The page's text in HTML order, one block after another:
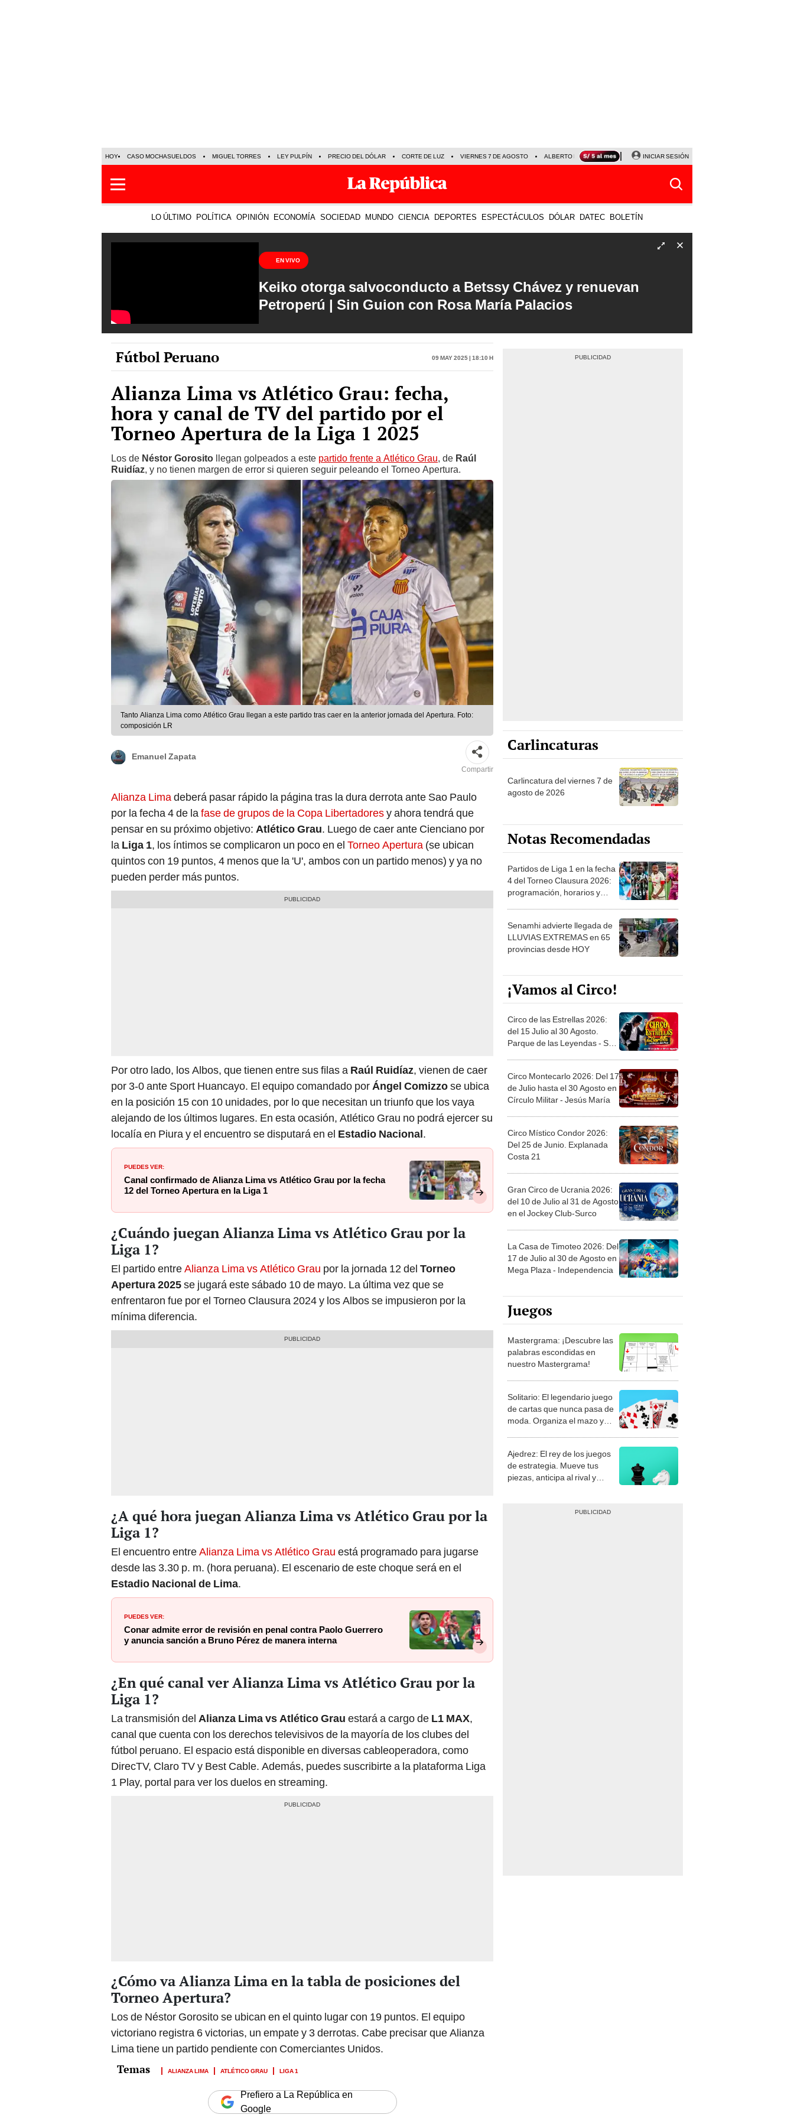
HOY CASO MOCHASUELDOS MIGUEL TORRES LEY PULPÍN PRECIO DEL DÓLAR CORTE DE LUZ VIERNES 7 DE AGOSTO ALBERTO BENAVIDES NALDY SALDAÑA
INICIAR SESIÓN
LO ÚLTIMO POLÍTICA OPINIÓN ECONOMÍA SOCIEDAD MUNDO CIENCIA DEPORTES ESPECTÁCULOS DÓLAR DATEC BOLETÍN
EN VIVO
Keiko otorga salvoconducto a Betssy Chávez y renuevan
Petroperú | Sin Guion con Rosa María Palacios
Fútbol Peruano 09 May 2025 | 18:10 h
Alianza Lima vs Atlético Grau: fecha,
hora y canal de TV del partido por el
Torneo Apertura de la Liga 1 2025
Los de Néstor Gorosito llegan golpeados a este partido frente a Atlético Grau, de Raúl
Ruidíaz, y no tienen margen de error si quieren seguir peleando el Torneo Apertura.
Tanto Alianza Lima como Atlético Grau llegan a este partido tras caer en la anterior jornada del Apertura. Foto:
composición LR
Emanuel Zapata
Compartir
Alianza Limadeberá pasar rápido la página tras la dura derrota ante Sao Paulo
por la fecha 4 de la fase de grupos de la Copa Libertadoresy ahora tendrá que
pensar en su próximo objetivo: Atlético Grau. Luego de caer ante Cienciano por
la Liga 1, los íntimos se complicaron un poco en el Torneo Apertura (se ubican
quintos con 19 puntos, 4 menos que la 'U', ambos con un partido menos) y ya no
pueden perder más puntos.
Por otro lado, los Albos, que tienen entre sus filas a Raúl Ruidíaz, vienen de caer
por 3-0 ante Sport Huancayo. El equipo comandado por Ángel Comizzose ubica
en la posición 15 con 10 unidades, por lo que necesitan un triunfo que los vaya
alejando de los últimos lugares. En esta ocasión, Atlético Grau no podrá ejercer su
localía en Piura y el encuentro se disputará en el Estadio Nacional.
PUEDES VER:
Canal confirmado de Alianza Lima vs Atlético Grau por la fecha
12 del Torneo Apertura en la Liga 1
¿Cuándo juegan Alianza Lima vs Atlético Grau por la
Liga 1?
El partido entreAlianza Lima vs Atlético Grau por la jornada 12 del Torneo
Apertura 2025se jugará este sábado 10 de mayo. La última vez que se
enfrentaron fue por el Torneo Clausura 2024 y los Albos se impusieron por la
mínima diferencia.
¿A qué hora juegan Alianza Lima vs Atlético Grau por la
Liga 1?
El encuentro entreAlianza Lima vs Atlético Grau está programado para jugarse
desde las 3.30 p. m. (hora peruana). El escenario de este choque será en el
Estadio Nacional de Lima.
PUEDES VER:
Conar admite error de revisión en penal contra Paolo Guerrero
y anuncia sanción a Bruno Pérez de manera interna
¿En qué canal ver Alianza Lima vs Atlético Grau por la
Liga 1?
La transmisión del Alianza Lima vs Atlético Grau estará a cargo de L1 MAX,
canal que cuenta con los derechos televisivos de la mayoría de los clubes del
fútbol peruano. El espacio está disponible en diversas cableoperadora, como
DirecTV, Claro TV y Best Cable. Además, puedes suscribirte a la plataforma Liga
1 Play, portal para ver los duelos en streaming.
¿Cómo va Alianza Lima en la tabla de posiciones del
Torneo Apertura?
Los de Néstor Gorosito se ubican en el quinto lugar con 19 puntos. El equipo
victoriano registra 6 victorias, un empate y 3 derrotas. Cabe precisar que Alianza
Lima tiene un partido pendiente con Comerciantes Unidos.
ALIANZA LIMA ATLÉTICO GRAU LIGA 1
Prefiero a La República en
Google
Carlincaturas
Carlincatura del viernes 7 de
agosto de 2026
Notas Recomendadas
Partidos de Liga 1 en la fecha
4 del Torneo Clausura 2026:
programación, horarios y
Senamhi advierte llegada de
LLUVIAS EXTREMAS en 65
provincias desde HOY
¡Vamos al Circo!
Circo de las Estrellas 2026:
del 15 Julio al 30 Agosto.
Parque de las Leyendas - San
Circo Montecarlo 2026: Del 17
de Julio hasta el 30 Agosto en
Círculo Militar - Jesús María
Circo Místico Condor 2026:
Del 25 de Junio. Explanada
Costa 21
Gran Circo de Ucrania 2026:
del 10 de Julio al 31 de Agosto
en el Jockey Club-Surco
La Casa de Timoteo 2026: Del
17 de Julio al 30 de Agosto en
Mega Plaza - Independencia
Juegos
Mastergrama: ¡Descubre las
palabras escondidas en
nuestro Mastergrama!
Solitario: El legendario juego
de cartas que nunca pasa de
moda. Organiza el mazo y
Ajedrez: El rey de los juegos
de estrategia. Mueve tus
piezas, anticipa al rival y